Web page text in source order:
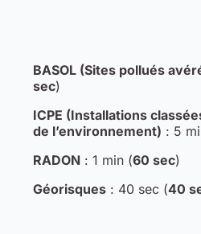
BASOL (Sites pollués
sec)
ICPE (Installations
de l’environnement) : 5
RADON: 1 min (60 sec)
Géorisques: 40 sec (40